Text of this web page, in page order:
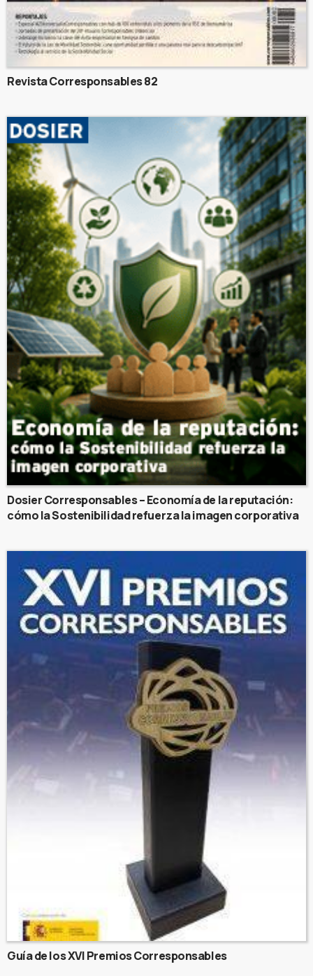
Revista Corresponsables 82
Dosier Corresponsables – Economía de la reputación:
cómo la Sostenibilidad refuerza la imagen corporativa
Guía de los XVI Premios Corresponsables